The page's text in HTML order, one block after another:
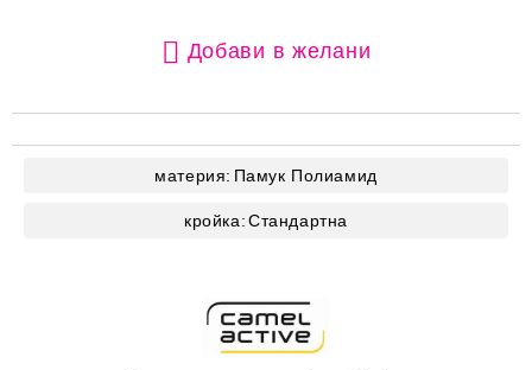
Добави в желани
материя: Памук Полиамид
кройка:Стандартна